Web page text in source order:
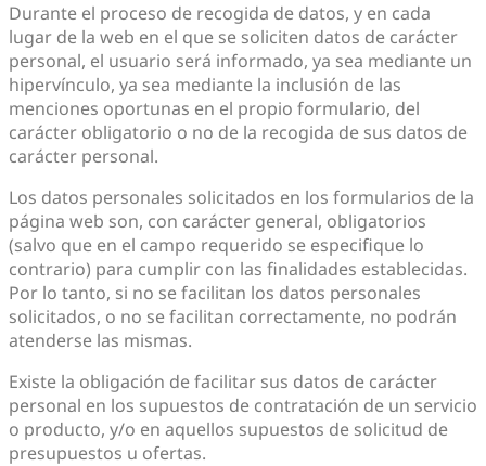
Durante el proceso de recogida de datos, y en cada
lugar de la web en el que se soliciten datos de carácter
personal, el usuario será informado, ya sea mediante un
hipervínculo, ya sea mediante la inclusión de las
menciones oportunas en el propio formulario, del
carácter obligatorio o no de la recogida de sus datos de
carácter personal.
Los datos personales solicitados en los formularios de la
página web son, con carácter general, obligatorios
(salvo que en el campo requerido se especifique lo
contrario) para cumplir con las finalidades establecidas.
Por lo tanto, si no se facilitan los datos personales
solicitados, o no se facilitan correctamente, no podrán
atenderse las mismas.
Existe la obligación de facilitar sus datos de carácter
personal en los supuestos de contratación de un servicio
o producto, y/o en aquellos supuestos de solicitud de
presupuestos u ofertas.